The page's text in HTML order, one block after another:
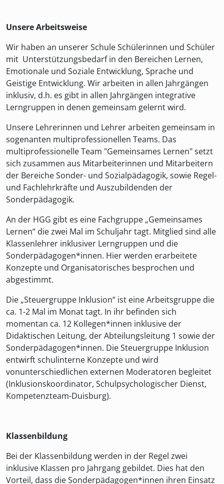
Unsere Arbeitsweise
Wir haben an unserer Schule Schülerinnen und Schüler
mit Unterstützungsbedarf in den Bereichen Lernen,
Emotionale und Soziale Entwicklung, Sprache und
Geistige Entwicklung. Wir arbeiten in allen Jahrgängen
inklusiv, d.h. es gibt in allen Jahrgängen integrative
Lerngruppen in denen gemeinsam gelernt wird.
Unsere Lehrerinnen und Lehrer arbeiten gemeinsam in
sogenanten multiprofessionellen Teams. Das
multiprofessionelle Team "Gemeinsames Lernen" setzt
sich zusammen aus Mitarbeiterinnen und Mitarbeitern
der Bereiche Sonder- und Sozialpädagogik, sowie Regel-
und Fachlehrkräfte und Auszubildenden der
Sonderpädagogik.
An der HGG gibt es eine Fachgruppe „Gemeinsames
Lernen“ die zwei Mal im Schuljahr tagt. Mitglied sind alle
Klassenlehrer inklusiver Lerngruppen und die
Sonderpädagogen*innen. Hier werden erarbeitete
Konzepte und Organisatorisches besprochen und
abgestimmt.
Die „Steuergruppe Inklusion“ ist eine Arbeitsgruppe die
ca. 1-2 Mal im Monat tagt. In ihr befinden sich
momentan ca. 12 Kollegen*innen inklusive der
Didaktischen Leitung, der Abteilungsleitung 1 sowie der
Sonderpädagogen*innen. Die Steuergruppe Inklusion
entwirft schulinterne Konzepte und wird
vonunterschiedlichen externen Moderatoren begleitet
(Inklusionskoordinator, Schulpsychologischer Dienst,
Kompetenzteam-Duisburg).
Klassenbildung
Bei der Klassenbildung werden in der Regel zwei
inklusive Klassen pro Jahrgang gebildet. Dies hat den
Vorteil, dass die Sonderpädagogen*innen ihren Einsatz